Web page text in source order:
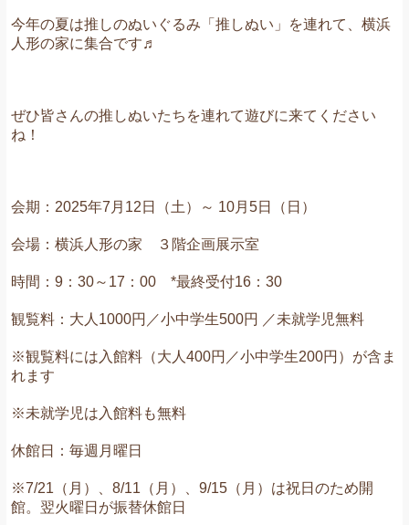
今年の夏は推しのぬいぐるみ「推しぬい」を連れて、横浜
人形の家に集合です♬
ぜひ皆さんの推しぬいたちを連れて遊びに来てください
ね！
会期：2025年7月12日（土）～ 10月5日（日）
会場：横浜人形の家 ３階企画展示室
時間：9：30～17：00 *最終受付16：30
観覧料：大人1000円／小中学生500円 ／未就学児無料
※観覧料には入館料（大人400円／小中学生200円）が含ま
れます
※未就学児は入館料も無料
休館日：毎週月曜日
※7/21（月）、8/11（月）、9/15（月）は祝日のため開
館。翌火曜日が振替休館日